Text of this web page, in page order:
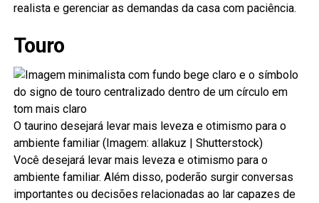
realista e gerenciar as demandas da casa com paciência.
Touro
O taurino desejará levar mais leveza e otimismo para o
ambiente familiar (Imagem: allakuz | Shutterstock)
Você desejará levar mais leveza e otimismo para o
ambiente familiar. Além disso, poderão surgir conversas
importantes ou decisões relacionadas ao lar capazes de